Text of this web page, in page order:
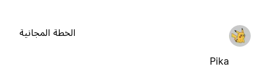
Pika
الخطة المجانية